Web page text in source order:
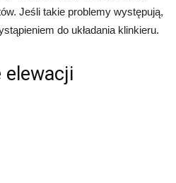
Jeśli takie problemy występują,
do układania klinkieru.
elewacji